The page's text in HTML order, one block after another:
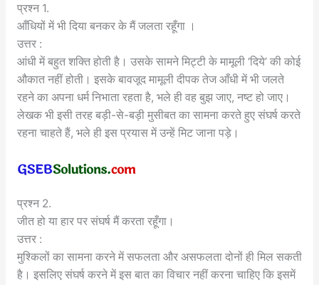
प्रश्न 1.
आँधियों में भी दिया बनकर के मैं जलता रहूँगा ।
उत्तर :
आंधी में बहुत शक्ति होती है। उसके सामने मिट्टी के मामूली ‘दिये’ की कोई
औकात नहीं होती। इसके बावजूद मामूली दीपक तेज आँधी में भी जलते
रहने का अपना धर्म निभाता रहता है, भले ही वह बुझ जाए, नष्ट हो जाए।
लेखक भी इसी तरह बड़ी-से-बड़ी मुसीबत का सामना करते हुए संघर्ष करते
रहना चाहते हैं, भले ही इस प्रयास में उन्हें मिट जाना पड़े।
प्रश्न 2.
जीत हो या हार पर संघर्ष मैं करता रहूँगा।
उत्तर :
मुश्किलों का सामना करने में सफलता और असफलता दोनों ही मिल सकती
है। इसलिए संघर्ष करने में इस बात का विचार नहीं करना चाहिए कि इसमें